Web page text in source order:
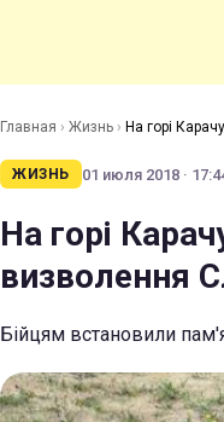
Главная › Жизнь › На горі
ЖИЗНЬ 01 июля 2018 ·
На горі
визволення
Бійцям встановили